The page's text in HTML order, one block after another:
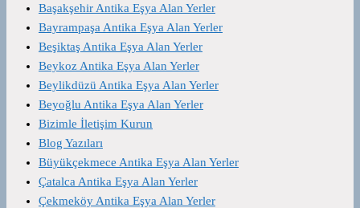
Başakşehir Antika Eşya Alan Yerler
Bayrampaşa Antika Eşya Alan Yerler
Beşiktaş Antika Eşya Alan Yerler
Beykoz Antika Eşya Alan Yerler
Beylikdüzü Antika Eşya Alan Yerler
Beyoğlu Antika Eşya Alan Yerler
Bizimle İletişim Kurun
Blog Yazıları
Büyükçekmece Antika Eşya Alan Yerler
Çatalca Antika Eşya Alan Yerler
Çekmeköy Antika Eşya Alan Yerler